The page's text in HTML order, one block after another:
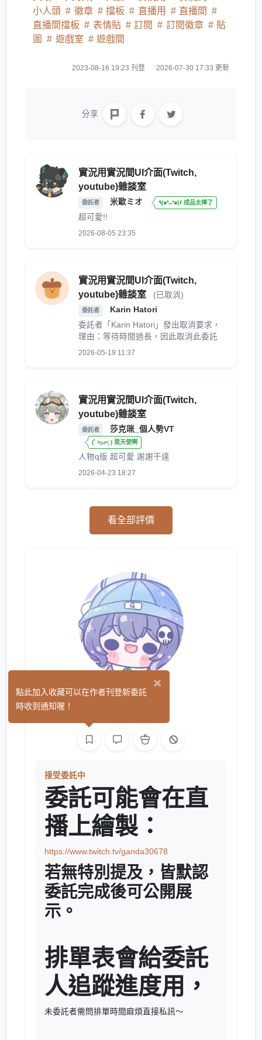
小人頭
徽章 擋板 直播用
直播間
直播間擋板
表情貼 訂閱 訂閱徽章
貼
圖
遊戲室 遊戲間
2023-08-16 19:23 刊登 2026-07-30 17:33 更新
分享
實況用實況間UI介面(Twitch,
youtube)雜談室
委託者 米歐ミオ ٩(๑❛ᴗ❛๑)۶ 成品太棒了
超可愛!!
2026-08-05 23:35
實況用實況間UI介面(Twitch,
youtube)雜談室
(已取消)
委託者
Karin Hatori
委託者「Karin Hatori」發出取消要求，
理由：等待時間過長，因此取消此委託
2026-05-19 11:37
實況用實況間UI介面(Twitch,
youtube)雜談室
委託者 莎克咪_個人勢VT
(˚ ˃̣̣̥ω˂̣̣̥ ) 是天使啊
人物q版 超可愛 謝謝干達
2026-04-23 18:27
看全部評價
干達 (32)
接受委託中
委託可能會在直
播上繪製：
https://www.twitch.tv/ganda30678
若無特別提及，皆默認
委託完成後可公開展
示。
排單表會給委託
人追蹤進度用，
未委託者需問排單時間麻煩直接私訊～
×
點此加入收藏可以在作者刊登新委託
時收到通知喔！